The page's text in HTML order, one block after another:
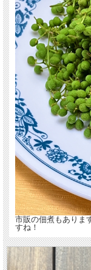
市販の佃煮もありま
すね！